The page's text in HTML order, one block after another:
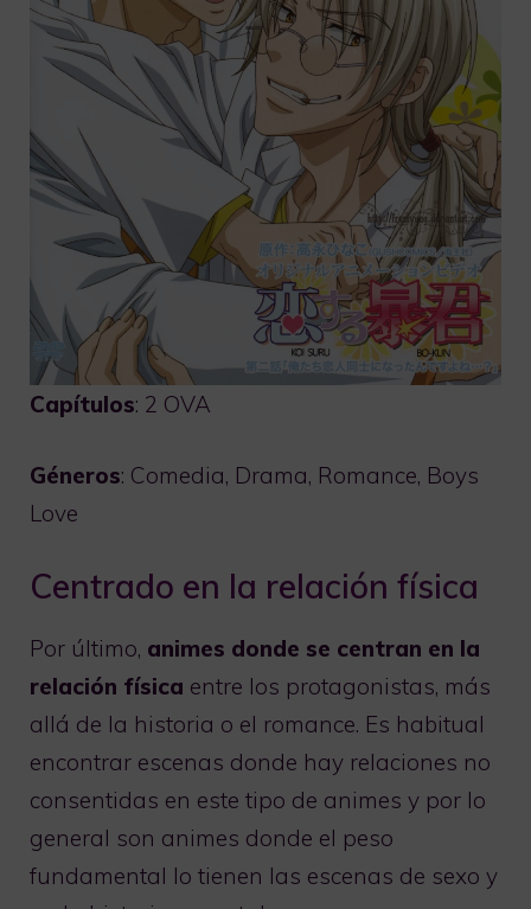
Capítulos: 2 OVA
Géneros: Comedia, Drama, Romance, Boys
Love
Centrado en la relación física
Por último, animes donde se centran en la
relación física entre los protagonistas, más
allá de la historia o el romance. Es habitual
encontrar escenas donde hay relaciones no
consentidas en este tipo de animes y por lo
general son animes donde el peso
fundamental lo tienen las escenas de sexo y